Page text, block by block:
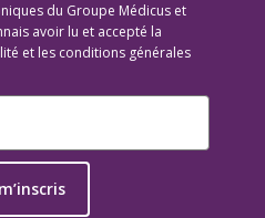
du Groupe Médicus et
avoir lu et accepté la
et les conditions générales